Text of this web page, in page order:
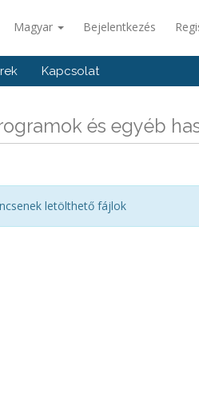
Magyar Bejelentkezés
Kapcsolat
és egyéb
letölthető fájlok